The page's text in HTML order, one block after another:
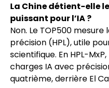
La Chine détient-elle
puissant pour l’IA ?
Non. Le TOP500
précision (HPL), utile
scientifique. En HPL-
charges IA avec
quatrième, derrière El